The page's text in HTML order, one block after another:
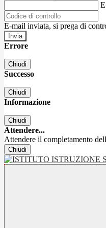
E-mail inviata, si prega di
Errore
Chiudi
Successo
Chiudi
Informazione
Chiudi
Attendere...
Attendere il completamento
Chiudi